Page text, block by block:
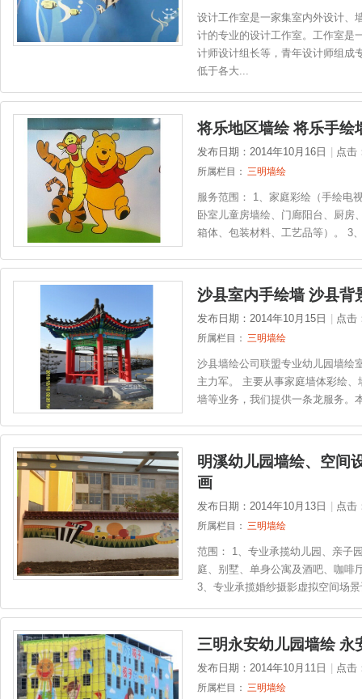
设计工作室是一家集室内外设计、
计的专业的设计工作室。工作室是
计师设计组长等，青年设计师组成
低于各大...
将乐地区墙绘 将乐手绘
发布日期：2014年10月16日 点击
所属栏目： 三明墙绘
服务范围： 1、家庭彩绘（手绘电
卧室儿童房墙绘、门廊阳台、厨房
箱体、包装材料、工艺品等）。 3
沙县室内手绘墙 沙县背
发布日期：2014年10月15日 点击
所属栏目： 三明墙绘
沙县墙绘公司联盟专业幼儿园墙绘
主力军。 主要从事家庭墙体彩绘
墙等业务，我们提供一条龙服务。
明溪幼儿园墙绘、空间
画
发布日期：2014年10月13日 点击
所属栏目： 三明墙绘
范围： 1、专业承揽幼儿园、亲子
庭、别墅、单身公寓及酒吧、咖啡
3、专业承揽婚纱摄影虚拟空间场
三明永安幼儿园墙绘 永
发布日期：2014年10月11日 点击
所属栏目： 三明墙绘